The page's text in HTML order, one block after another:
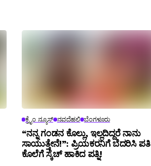
ಕ್ರೈಂ ನ್ಯೂಸ್ ನವದೆಹಲಿ ಬೆಂಗಳೂರು
“ನನ್ನ ಗಂಡನ ಕೊಲ್ಲು, ಇಲ್ಲದಿದ್ದರೆ ನಾನು
ಸಾಯುತ್ತೇನೆ!”: ಪ್ರಿಯಕರನಿಗೆ ಬೆದರಿಸಿ ಪತಿ
ಕೊಲೆಗೆ ಸ್ಕೆಚ್ ಹಾಕಿದ ಪತ್ನಿ!